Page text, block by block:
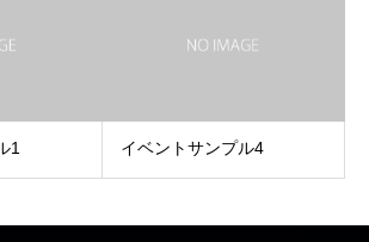
1 イベントサンプル4